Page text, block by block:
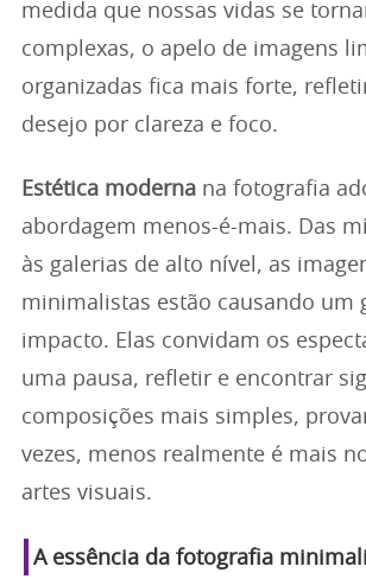
medida que nossas vidas se
complexas, o apelo de imagens
organizadas fica mais forte,
desejo por clareza e foco.
Estética moderna na fotografia
abordagem menos-é-mais. Das
às galerias de alto nível, as
minimalistas estão causando um
impacto. Elas convidam os
uma pausa, refletir e encontrar
composições mais simples,
vezes, menos realmente é mais
artes visuais.
A essência da fotografia